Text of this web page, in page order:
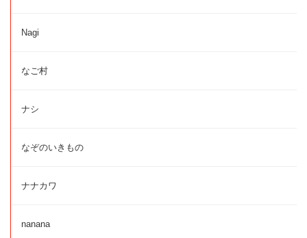
Nagi
なご村
ナシ
なぞのいきもの
ナナカワ
nanana